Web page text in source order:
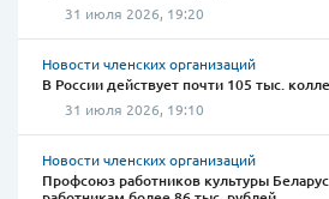
31 июля 2026, 19:20
Новости членских организаций
В России действует почти 105 тыс.
31 июля 2026, 19:10
Новости членских организаций
Профсоюз работников культуры